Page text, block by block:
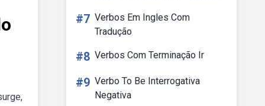
#7 Verbos Em Ingles Com
Tradução
#8 Verbos Com Terminação Ir
#9 Verbo To Be Interrogativa
Negativa